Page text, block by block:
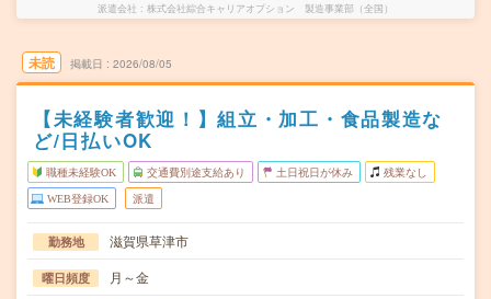
派遣会社 株式会社綜合キャリアオプション 製造事業部（全国）
未読 掲載日 2026/08/05
【未経験者歓迎！】組立・加工・食品製造な
ど/日払いOK
職種未経験OK 交通費別途支給あり 土日祝日が休み 残業なし
WEB登録OK 派遣
勤務地 滋賀県草津市
曜日頻度 月～金